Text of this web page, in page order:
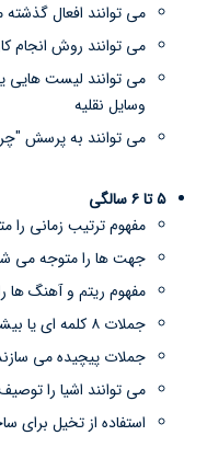
می توانند افعال
می توانند روش انجام
می توانند لیست
وسایل نقلیه
می توانند به پرسش
۵ تا ۶ سالگی
مفهوم ترتیب زمانی
جهت ها را متوجه می
مفهوم ریتم و آهنگ
جملات ۸ کلمه ای یا بیشتر بسازند
جملات پیچیده می
می توانند اشیا را
استفاده از تخیل برای